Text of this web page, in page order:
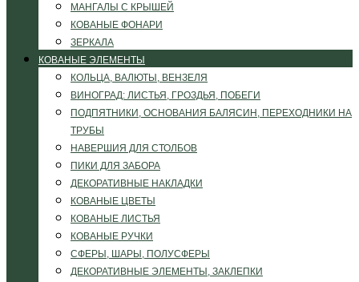
МАНГАЛЫ С КРЫШЕЙ
КОВАНЫЕ ФОНАРИ
ЗЕРКАЛА
КОВАНЫЕ ЭЛЕМЕНТЫ
КОЛЬЦА, ВАЛЮТЫ, ВЕНЗЕЛЯ
ВИНОГРАД: ЛИСТЬЯ, ГРОЗДЬЯ, ПОБЕГИ
ПОДПЯТНИКИ, ОСНОВАНИЯ БАЛЯСИН, ПЕРЕХОДНИКИ НА
ТРУБЫ
НАВЕРШИЯ ДЛЯ СТОЛБОВ
ПИКИ ДЛЯ ЗАБОРА
ДЕКОРАТИВНЫЕ НАКЛАДКИ
КОВАНЫЕ ЦВЕТЫ
КОВАНЫЕ ЛИСТЬЯ
КОВАНЫЕ РУЧКИ
СФЕРЫ, ШАРЫ, ПОЛУСФЕРЫ
ДЕКОРАТИВНЫЕ ЭЛЕМЕНТЫ, ЗАКЛЕПКИ